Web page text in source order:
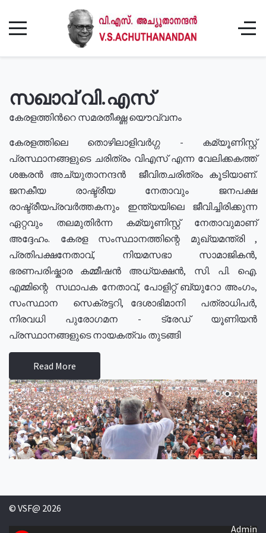
സഖാവ് വി.എസ്
കേരളത്തിൻറെ സമരതീക്ഷ്ണ യൌവ്വനം
കേരളത്തിലെ തൊഴിലാളിവർഗ്ഗ - കമ്യൂണിസ്റ്റ്
പ്രസ്ഥാനങ്ങളുടെ ചരിത്രം വിഎസ് എന്ന വേലിക്കകത്ത്
ശങ്കരൻ അച്യുതാനന്ദൻ ജീവിതചരിത്രം കൂടിയാണ്.
ജനകീയ രാഷ്ട്രീയ നേതാവും ജനപക്ഷ
രാഷ്ട്രീയപ്രവർത്തകനും ഇന്ത്യയിലെ ജീവിച്ചിരിക്കുന്ന
ഏറ്റവും തലമുതിർന്ന കമ്യൂണിസ്റ്റ് നേതാവുമാണ്
അദ്ദേഹം. കേരള സംസ്ഥാനത്തിന്റെ മുഖ്യമന്ത്രി ,
പ്രതിപക്ഷനേതാവ്, നിയമസഭാ സാമാജികൻ,
ഭരണപരിഷ്കാര കമ്മീഷൻ അധ്യക്ഷൻ, സി. പി. ഐ.
എമ്മിന്റെ സഥാപക നേതാവ്, പോളിറ്റ് ബ്യുറോ അംഗം,
സംസ്ഥാന സെക്രട്ടറി, ദേശാഭിമാനി പത്രാധിപർ,
നിരവധി പുരോഗമന - ട്രേഡ് യൂണിയൻ
പ്രസ്ഥാനങ്ങളുടെ നായകത്വം തുടങ്ങി
Read More
© VSF@ 2026
Admin